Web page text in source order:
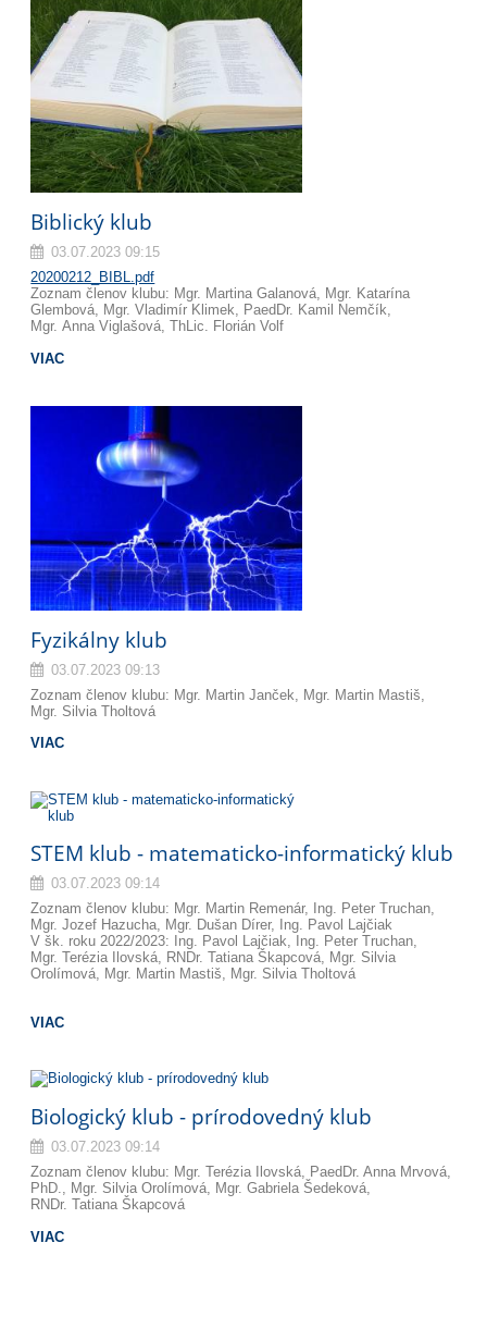
Biblický klub
03.07.2023 09:15
20200212_BIBL.pdf
Zoznam členov klubu: Mgr. Martina Galanová, Mgr. Katarína
Glembová, Mgr. Vladimír Klimek, PaedDr. Kamil Nemčík,
Mgr. Anna Viglašová, ThLic. Florián Volf
VIAC
Fyzikálny klub
03.07.2023 09:13
Zoznam členov klubu: Mgr. Martin Janček, Mgr. Martin Mastiš,
Mgr. Silvia Tholtová
VIAC
STEM klub - matematicko-informatický klub
03.07.2023 09:14
Zoznam členov klubu: Mgr. Martin Remenár, Ing. Peter Truchan,
Mgr. Jozef Hazucha, Mgr. Dušan Dírer, Ing. Pavol Lajčiak
V šk. roku 2022/2023: Ing. Pavol Lajčiak, Ing. Peter Truchan,
Mgr. Terézia Ilovská, RNDr. Tatiana Škapcová, Mgr. Silvia
Orolímová, Mgr. Martin Mastiš, Mgr. Silvia Tholtová
VIAC
Biologický klub - prírodovedný klub
03.07.2023 09:14
Zoznam členov klubu: Mgr. Terézia Ilovská, PaedDr. Anna Mrvová,
PhD., Mgr. Silvia Orolímová, Mgr. Gabriela Šedeková,
RNDr. Tatiana Škapcová
VIAC